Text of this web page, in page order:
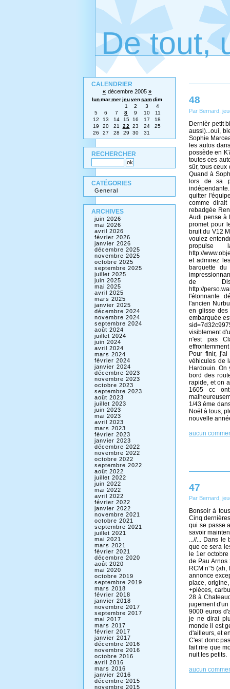
De tout,
48
Par Bernard,
Dernièr petit
aussi)...oui,
Sophie
les autos
possède en
toutes ces
sûr, tous ceux
Quand à
lors de sa
quitter
comme
rebadgée
Audi pense à
promet pour
bruit du V12
voulez
http://
et admirez
barquette
de
http://
l'étonnante
l'ancien
en glisse des
embarquée
visiblement
n'est pas
Pour finir,
véhicules de
Hardouin. On
bord des
rapide, et on
1605 cc
1/43 éme
Noël à tous,
nouvelle
aucun
47
Par Bernard,
Bonsoir à
Cinq
qui se passe
savoir
...//... Dans le
que ce sera
le 1er
de Pau Arnos
RCM n°5
annonce
place,
+pièces,
28 à
jugement
9000 euros
je ne dirai
monde il est
d'ailleurs, et
C'est donc
fait rire que
nuit les petits.
aucun
CALENDRIER
« décembre 2005 »
lunmarmerjeuvensamdim
1
2 3
4
5
6 7 8 9 10
11
12
13 14 15 16 17
18
19
20 21 22 23 24
25
26
27 28 29 30 31
RECHERCHER
CATÉGORIES
General
ARCHIVES
juin 2026
mai 2026
avril 2026
février 2026
janvier 2026
décembre 2025
novembre 2025
octobre 2025
septembre 2025
juillet 2025
juin 2025
mai 2025
avril 2025
mars 2025
janvier 2025
décembre 2024
novembre 2024
septembre 2024
août 2024
juillet 2024
juin 2024
avril 2024
mars 2024
février 2024
janvier 2024
décembre 2023
novembre 2023
octobre 2023
septembre 2023
août 2023
juillet 2023
juin 2023
mai 2023
avril 2023
mars 2023
février 2023
janvier 2023
décembre 2022
novembre 2022
octobre 2022
septembre 2022
août 2022
juillet 2022
juin 2022
mai 2022
avril 2022
février 2022
janvier 2022
novembre 2021
octobre 2021
septembre 2021
juillet 2021
mai 2021
mars 2021
février 2021
décembre 2020
août 2020
mai 2020
octobre 2019
septembre 2019
mars 2018
février 2018
janvier 2018
novembre 2017
septembre 2017
mai 2017
mars 2017
février 2017
janvier 2017
décembre 2016
novembre 2016
octobre 2016
avril 2016
mars 2016
janvier 2016
décembre 2015
novembre 2015